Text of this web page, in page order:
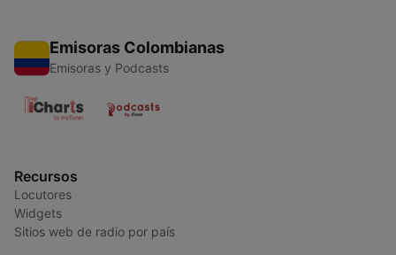
Emisoras Colombianas
Emisoras y Podcasts
Recursos
Locutores
Widgets
Sitios web de radio por país